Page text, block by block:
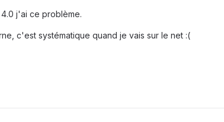
4.0 j'ai ce problème.
c'est systématique quand je vais sur le net :(